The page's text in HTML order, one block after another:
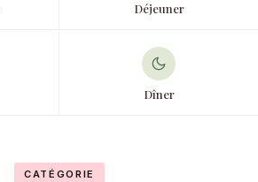
Déjeuner
Dîner
CATÉGORIE